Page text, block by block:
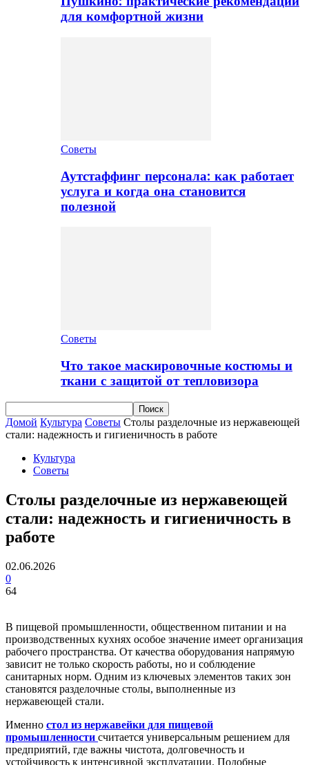
для комфортной жизни
Советы
Аутстаффинг персонала: как работает
услуга и когда она становится
полезной
Советы
Что такое маскировочные костюмы и
ткани с защитой от тепловизора
Домой Культура Советы Столы разделочные из нержавеющей
стали: надежность и гигиеничность в работе
Культура
Советы
Столы разделочные из нержавеющей
стали: надежность и гигиеничность в
работе
02.06.2026
0
64
В пищевой промышленности, общественном питании и на
производственных кухнях особое значение имеет организация
рабочего пространства. От качества оборудования напрямую
зависит не только скорость работы, но и соблюдение
санитарных норм. Одним из ключевых элементов таких зон
становятся разделочные столы, выполненные из
нержавеющей стали.
Именно стол из нержавейки для пищевой
промышленности считается универсальным решением для
предприятий, где важны чистота, долговечность и
устойчивость к интенсивной эксплуатации. Подобные